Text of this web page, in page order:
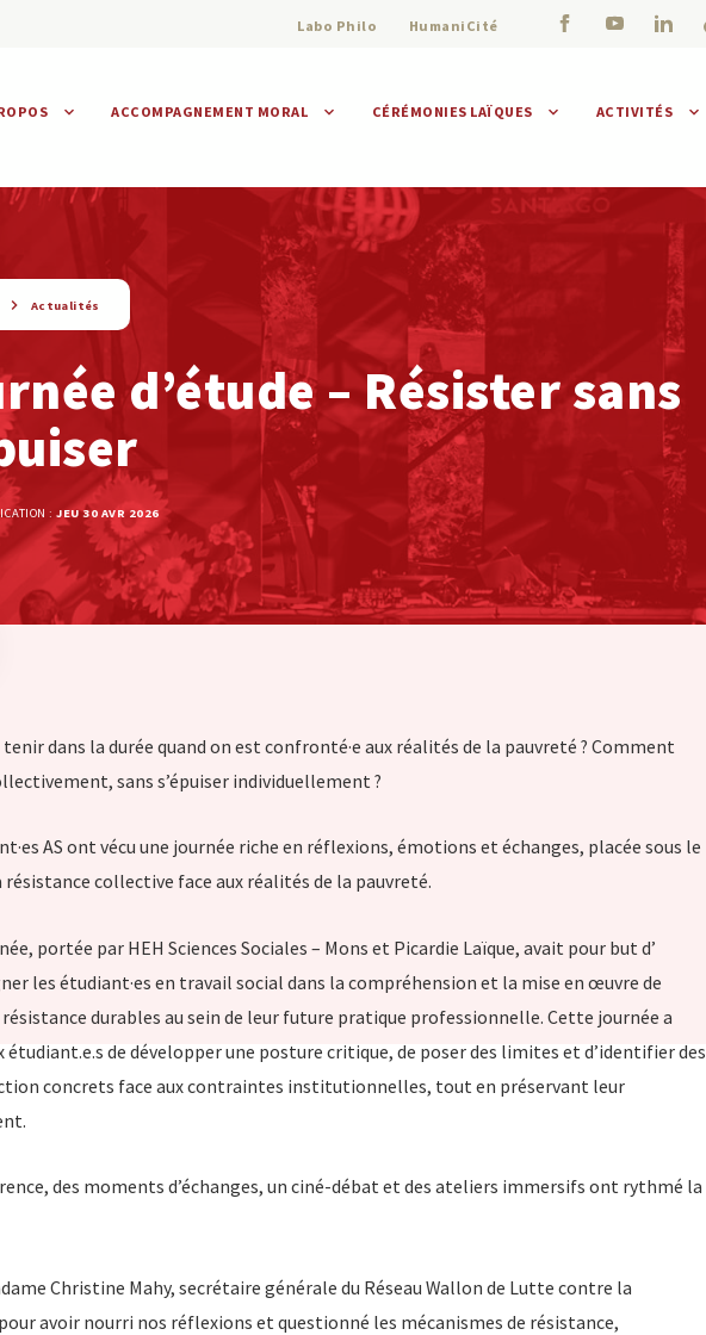
Labo Philo HumaniCité
ACCOMPAGNEMENT MORAL
Assistance morale Individuelle
Collective
CÉRÉMONIES LAÏQUES ACTIVITÉS
Actualités
d’étude – Résister sans
: JEU 30 AVR 2026
dans la durée quand on est confronté·e aux réalités de la pauvreté ? Comment
sans s’épuiser individuellement ?
AS ont vécu une journée riche en réflexions, émotions et échanges, placée sous le
résistance collective face aux réalités de la pauvreté.
portée par HEH Sciences Sociales – Mons et Picardie Laïque, avait pour but d’
les étudiant·es en travail social dans la compréhension et la mise en œuvre de
durables au sein de leur future pratique professionnelle. Cette journée a
étudiant.e.s de développer une posture critique, de poser des limites et d’identifier des
concrets face aux contraintes institutionnelles, tout en préservant leur
des moments d’échanges, un ciné-débat et des ateliers immersifs ont rythmé la
Christine Mahy, secrétaire générale du Réseau Wallon de Lutte contre la
avoir nourri nos réflexions et questionné les mécanismes de résistance,